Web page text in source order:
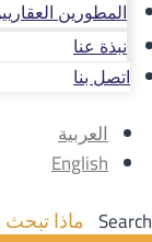
المطورين
نبذة عنا
اتصل بنا
العربية
English
Search